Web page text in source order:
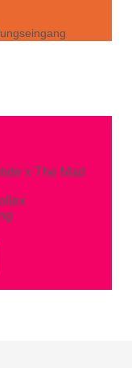
x The Mad